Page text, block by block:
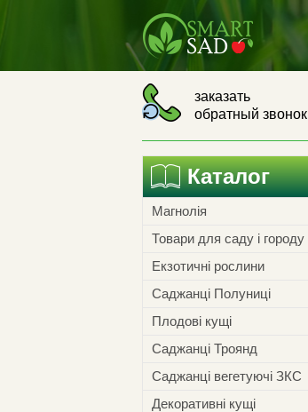
заказать
обратный звонок
Каталог
Магнолія
Товари для саду і городу
Екзотичні рослини
Саджанці Полуниці
Плодові кущі
Саджанці Троянд
Саджанці вегетуючі ЗКС
Декоративні кущі